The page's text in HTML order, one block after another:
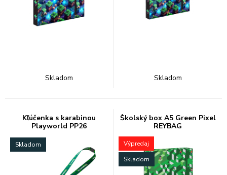
Skladom Skladom
Kľúčenka s karabinou
Playworld PP26
Skladom
Školský box A5 Green Pixel
REYBAG
Výpredaj
Skladom